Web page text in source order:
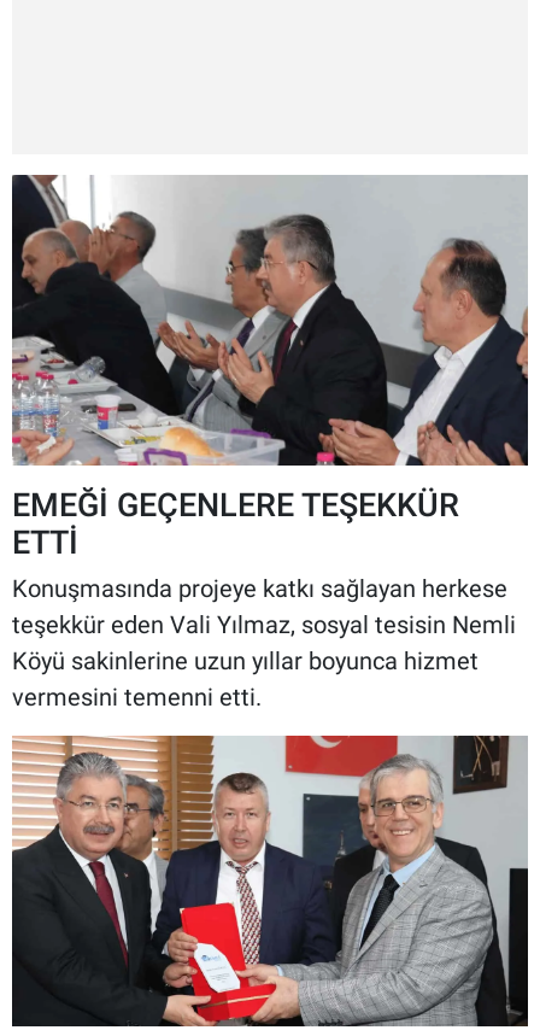
EMEĞİ GEÇENLERE TEŞEKKÜR
ETTİ
Konuşmasında projeye katkı sağlayan herkese
teşekkür eden Vali Yılmaz, sosyal tesisin Nemli
Köyü sakinlerine uzun yıllar boyunca hizmet
vermesini temenni etti.